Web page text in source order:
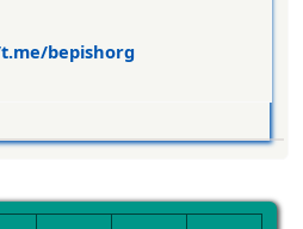
t.me/bepishorg